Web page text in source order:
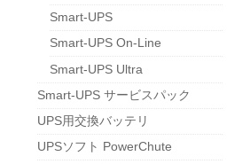
Smart-UPS
Smart-UPS On-Line
Smart-UPS Ultra
Smart-UPS サービスパック
UPS用交換バッテリ
UPSソフト PowerChute